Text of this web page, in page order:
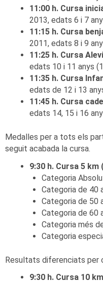
11:00 h. Cursa
2013, edats 6 i 7
11:15 h. Cursa
2011, edats 8 i 9
11:25 h. Cursa
edats 10 i 11 anys
11:35 h. Cursa
edats de 12 i 13
11:45 h. Cursa
edats 14, 15 i 16
Medalles per a tots els
seguit acabada la cursa.
9:30 h. Cursa 5 km
Categoria
Categoria de 40
Categoria de 50
Categoria de 60
Categoria més
Categoria
Resultats diferenciats per
9:30 h. Cursa 10